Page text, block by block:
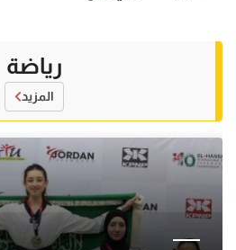
رياضة
المزيد